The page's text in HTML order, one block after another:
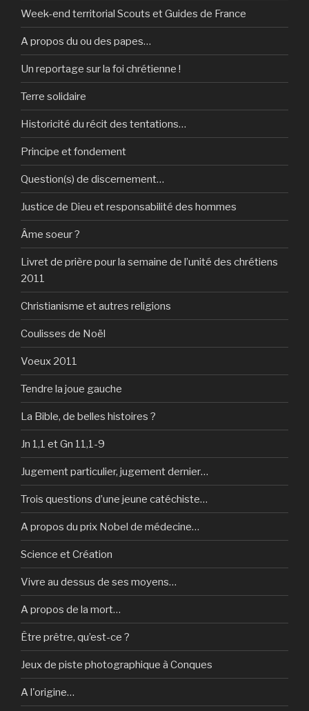
Week-end territorial Scouts et Guides de France
A propos du ou des papes…
Un reportage sur la foi chrétienne !
Terre solidaire
Historicité du récit des tentations…
Principe et fondement
Question(s) de discernement…
Justice de Dieu et responsabilité des hommes
Âme soeur ?
Livret de prière pour la semaine de l’unité des chrétiens
2011
Christianisme et autres religions
Coulisses de Noël
Voeux 2011
Tendre la joue gauche
La Bible, de belles histoires ?
Jn 1,1 et Gn 11,1-9
Jugement particulier, jugement dernier…
Trois questions d’une jeune catéchiste…
A propos du prix Nobel de médecine…
Science et Création
Vivre au dessus de ses moyens…
A propos de la mort…
Être prêtre, qu’est-ce ?
Jeux de piste photographique à Conques
A l'origine…